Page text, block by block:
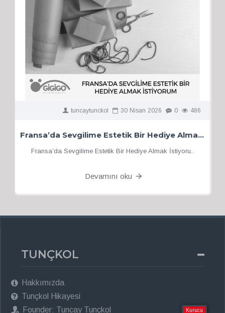
tuncaytunckol 30 Nisan 2026 0 486
Fransa’da Sevgilime Estetik Bir Hediye Almak İstiyorum
Fransa’da Sevgilime Estetik Bir Hediye Almak İstiyoru..
Devamını oku
TUNÇKOL
Hakkımızda
Tunçkol Hikayesi
Founder: Tuncay Tunçkol
Kurucu